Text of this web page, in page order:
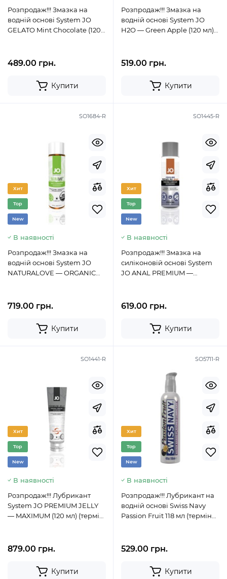
Розпродаж!!! Змазка на
водній основі System JO
GELATO Mint Chocolate (120
489.00 грн.
Купити
Розпродаж!!! Змазка на
водній основі System JO
H2O — Green Apple (120 мл)
519.00 грн.
Купити
SO1684-R
Хит
Top
New
В наявності
Розпродаж!!! Змазка на
водній основі System JO
NATURALOVE — ORGANIC
719.00 грн.
Купити
SO1445-R
Хит
Top
New
В наявності
Розпродаж!!! Змазка на
силіконовій основі System
JO ANAL PREMIUM —
619.00 грн.
Купити
SO1441-R
Хит
Top
New
В наявності
Розпродаж!!! Лубрикант
System JO PREMIUM JELLY
— MAXIMUM (120 мл) (термін
879.00 грн.
Купити
SO5711-R
Хит
Top
New
В наявності
Розпродаж!!! Лубрикант на
водній основі Swiss Navy
Passion Fruit 118 мл (термін
529.00 грн.
Купити